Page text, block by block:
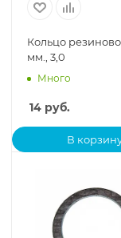
Кольцо
мм., 3,0
Много
14 руб.
В